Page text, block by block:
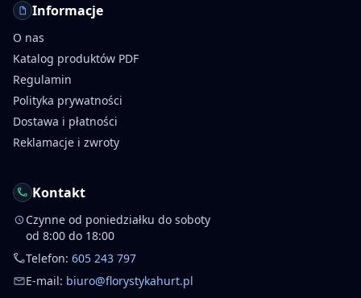
Informacje
O nas
Katalog produktów PDF
Regulamin
Polityka prywatności
Dostawa i płatności
Reklamacje i zwroty
Kontakt
Czynne od poniedziałku do soboty
od 8:00 do 18:00
Telefon: 605 243 797
E-mail: biuro@florystykahurt.pl